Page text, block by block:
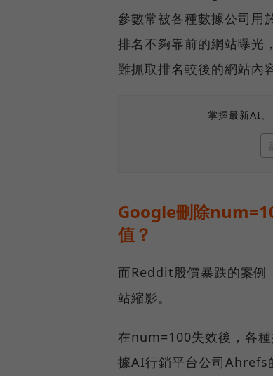
參數常被各種數據公司
排名不夠靠前的網站曝光
難抓取排名較後的網站內
掌握最新AI
Google刪除
值？
而Reddit股價暴跌的案例
站縮影。
在num=100失效後，各
據AI行銷平台公司Ahrefs